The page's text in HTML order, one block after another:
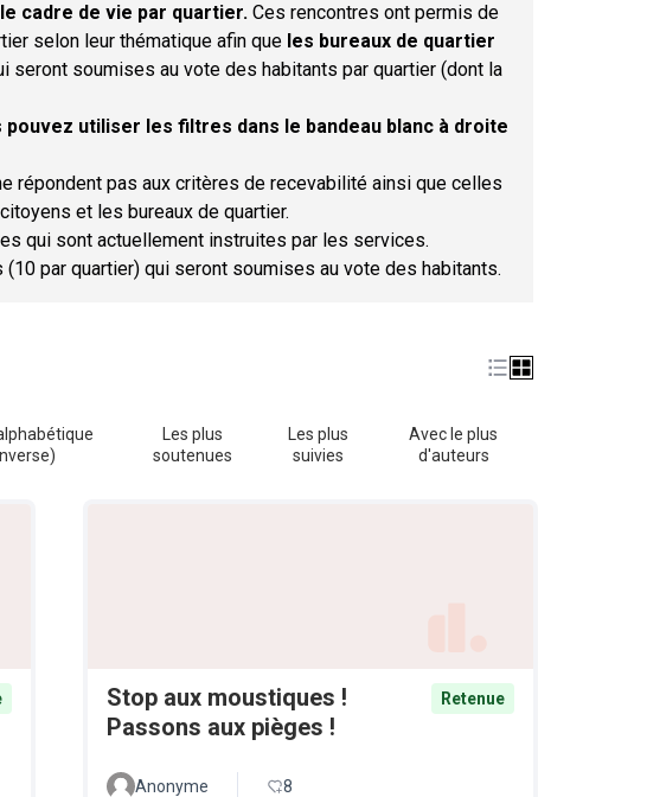
cadre de vie par quartier. Ces rencontres ont permis de
selon leur thématique afin que les bureaux de quartier
soumises au vote des habitants par quartier (dont la
utiliser les filtres dans le bandeau blanc à droite
répondent pas aux critères de recevabilité ainsi que celles
et les bureaux de quartier.
qui sont actuellement instruites par les services.
par quartier) qui seront soumises au vote des habitants.
Les plus
soutenues
Les plus
suivies
Avec le plus
d'auteurs
Stop aux moustiques !
Passons aux pièges !
Retenue
Anonyme 8